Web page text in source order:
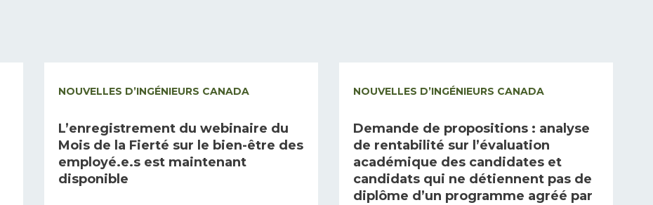
NOUVELLES D’INGÉNIEURS CANADA
L’enregistrement du webinaire du
Mois de la Fierté sur le bien-être des
employé.e.s est maintenant
disponible
NOUVELLES D’INGÉNIEURS CANADA
Demande de propositions : analyse
de rentabilité sur l’évaluation
académique des candidates et
candidats qui ne détiennent pas de
diplôme d’un programme agréé par